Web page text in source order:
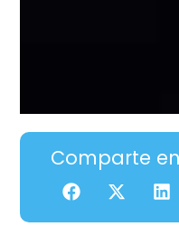
Comparte